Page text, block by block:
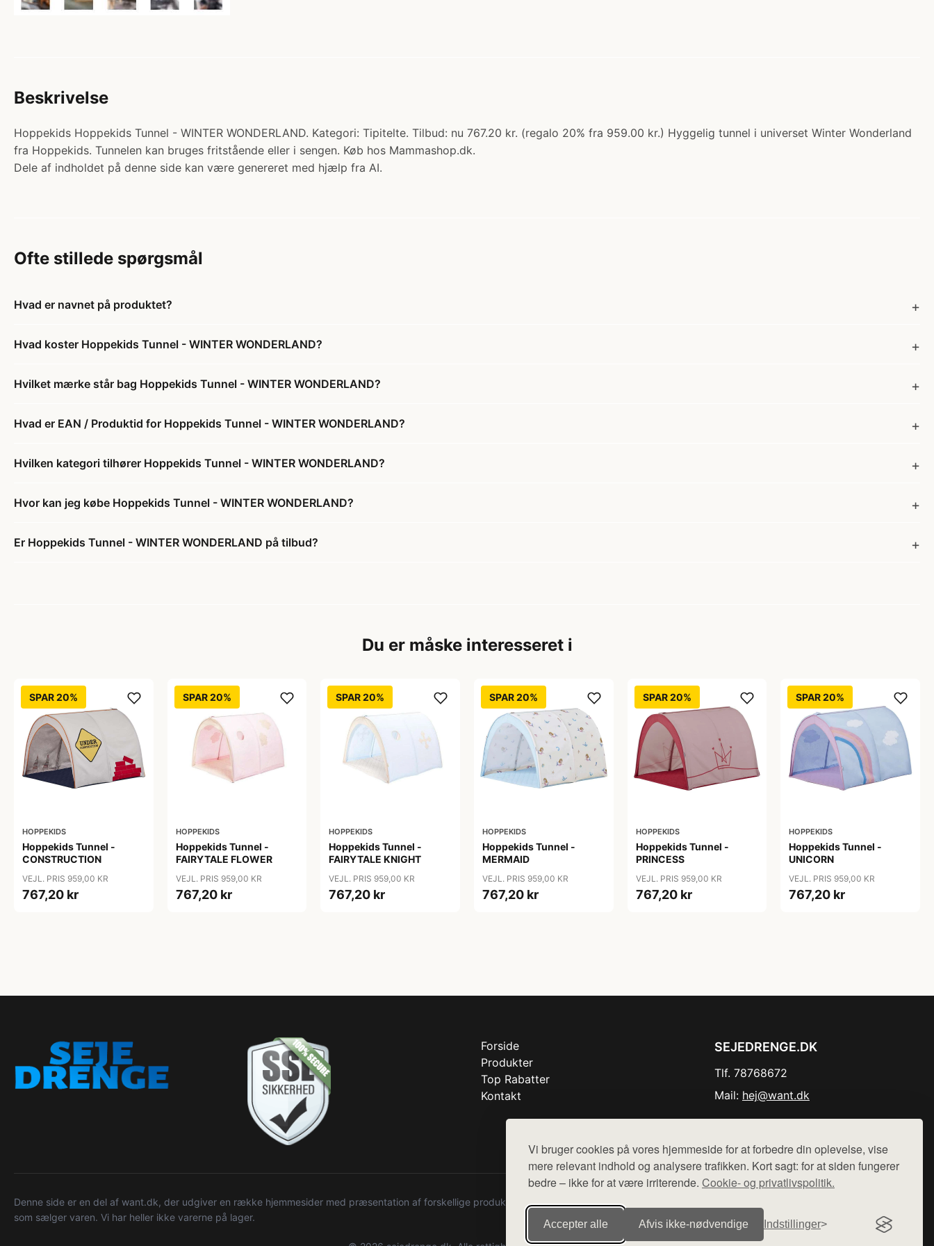
Vi bruger cookies på vores hjemmeside for at forbedre din oplevelse, vise
mere relevant indhold og analysere trafikken. Kort sagt: for at siden fungerer
bedre – ikke for at være irriterende. Cookie- og privatlivspolitik.
Accepter alle Afvis ikke‑nødvendige Indstillinger
Beskrivelse
Hoppekids Hoppekids Tunnel - WINTER WONDERLAND. Kategori: Tipitelte. Tilbud: nu 767.20 kr. (regalo 20% fra 959.00 kr.) Hyggelig tunnel i universet Winter Wonderland
fra Hoppekids. Tunnelen kan bruges fritstående eller i sengen. Køb hos Mammashop.dk.
Dele af indholdet på denne side kan være genereret med hjælp fra AI.
Ofte stillede spørgsmål
Hvad er navnet på produktet?
Hvad koster Hoppekids Tunnel - WINTER WONDERLAND?
Hvilket mærke står bag Hoppekids Tunnel - WINTER WONDERLAND?
Hvad er EAN / Produktid for Hoppekids Tunnel - WINTER WONDERLAND?
Hvilken kategori tilhører Hoppekids Tunnel - WINTER WONDERLAND?
Hvor kan jeg købe Hoppekids Tunnel - WINTER WONDERLAND?
Er Hoppekids Tunnel - WINTER WONDERLAND på tilbud?
Du er måske interesseret i
SPAR 20%
HOPPEKIDS
Hoppekids Tunnel -
CONSTRUCTION
VEJL. PRIS 959,00 KR
767,20 kr
SPAR 20%
HOPPEKIDS
Hoppekids Tunnel -
FAIRYTALE FLOWER
VEJL. PRIS 959,00 KR
767,20 kr
SPAR 20%
HOPPEKIDS
Hoppekids Tunnel -
FAIRYTALE KNIGHT
VEJL. PRIS 959,00 KR
767,20 kr
SPAR 20%
HOPPEKIDS
Hoppekids Tunnel -
MERMAID
VEJL. PRIS 959,00 KR
767,20 kr
SPAR 20%
HOPPEKIDS
Hoppekids Tunnel -
PRINCESS
VEJL. PRIS 959,00 KR
767,20 kr
SPAR 20%
HOPPEKIDS
Hoppekids Tunnel -
UNICORN
VEJL. PRIS 959,00 KR
767,20 kr
Forside
Produkter
Top Rabatter
Kontakt
SEJEDRENGE.DK
Tlf. 78768672
Mail: hej@want.dk
Denne side er en del af want.dk, der udgiver en række hjemmesider med præsentation af forskellige produkter fra diverse webshops. Der sælges ikke varer fra denne side - vi henviser til de shops,
som sælger varen. Vi har heller ikke varerne på lager.